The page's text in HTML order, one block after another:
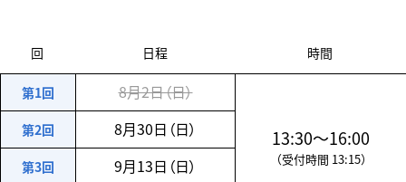
回 日程 時間
第1回 8月2日（日）
13:30〜16:00
（受付時間 13:15）
第2回 8月30日（日）
第3回 9月13日（日）